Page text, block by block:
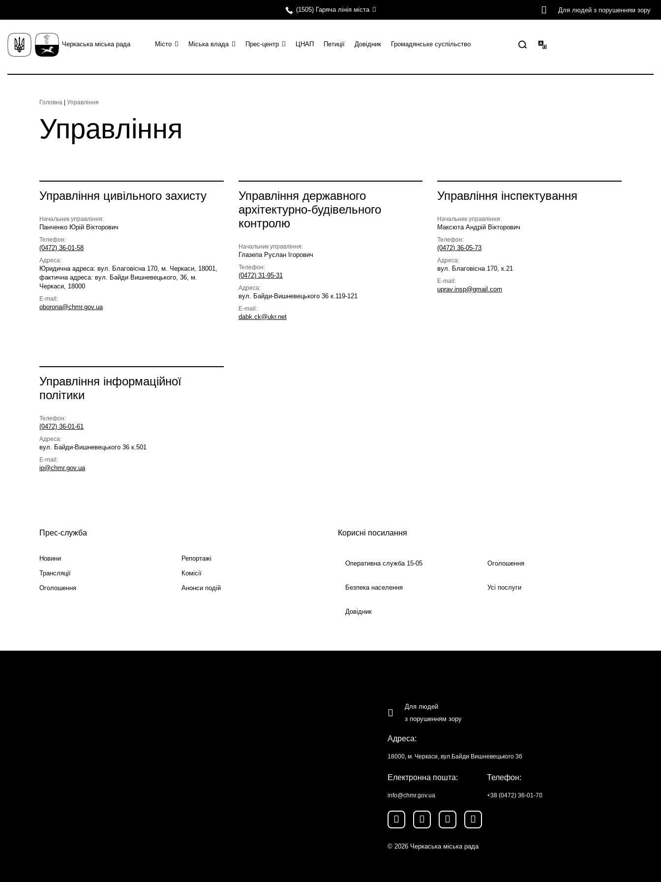
(1505) Гаряча лінія міста Для людей з порушенням зору
Черкаська міська рада Місто Міська влада Прес-центр ЦНАП Петиції Довідник Громадянське суспільство
Головна Управління
Управління
Управління цивільного захисту
Начальник управління:
Панченко Юрій Вікторович
Телефон:
(0472) 36-01-58
Адреса:
Юридична адреса: вул. Благовісна 170, м. Черкаси, 18001,
фактична адреса: вул. Байди Вишневецького, 36, м.
Черкаси, 18000
E-mail:
oborona@chmr.gov.ua
Управління державного
архітектурно-будівельного
контролю
Начальник управління:
Глазепа Руслан Ігорович
Телефон:
(0472) 31-95-31
Адреса:
вул. Байди-Вишневецького 36 к.119-121
E-mail:
dabk.ck@ukr.net
Управління інспектування
Начальник управління:
Максюта Андрій Вікторович
Телефон:
(0472) 36-05-73
Адреса:
вул. Благовісна 170, к.21
E-mail:
uprav.insp@gmail.com
Управління інформаційної
політики
Телефон:
(0472) 36-01-61
Адреса:
вул. Байди-Вишневецького 36 к.501
E-mail:
ip@chmr.gov.ua
Прес-служба
Новини
Репортажі
Трансляції
Комісії
Оголошення
Анонси подій
Корисні посилання
Оперативна служба 15-05 Оголошення
Безпека населення Усі послуги
Довідник
Для людей
з порушенням зору
Адреса:
18000, м. Черкаси, вул.Байди Вишневецького 36
Електронна пошта:
info@chmr.gov.ua
Телефон:
+38 (0472) 36-01-70
© 2026 Черкаська міська рада